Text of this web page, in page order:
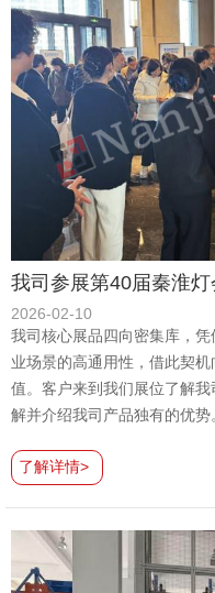
我司参展第40届秦淮
2026-02-10
我司核心展品四向密集库，
业场景的高通用性，借此契
值。客户来到我们展位了解
解并介绍我司产品独有的优势
了解详情>